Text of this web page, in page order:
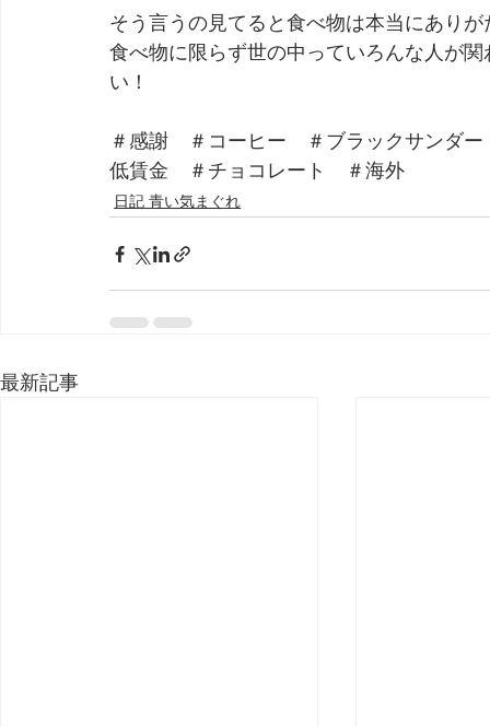
そう言うの見てると食べ物は本当にあり
食べ物に限らず世の中っていろんな人が
い！
＃感謝　＃コーヒー　＃ブラックサンダ
低賃金　＃チョコレート　＃海外
日記 青い気まぐれ
最新記事